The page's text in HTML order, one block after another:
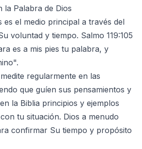
Palabra de Dios
es el medio principal a través del
voluntad y tiempo. Salmo 119:105
es a mis pies tu palabra, y
regularmente en las
que guíen sus pensamientos y
la Biblia principios y ejemplos
tu situación. Dios a menudo
confirmar Su tiempo y propósito